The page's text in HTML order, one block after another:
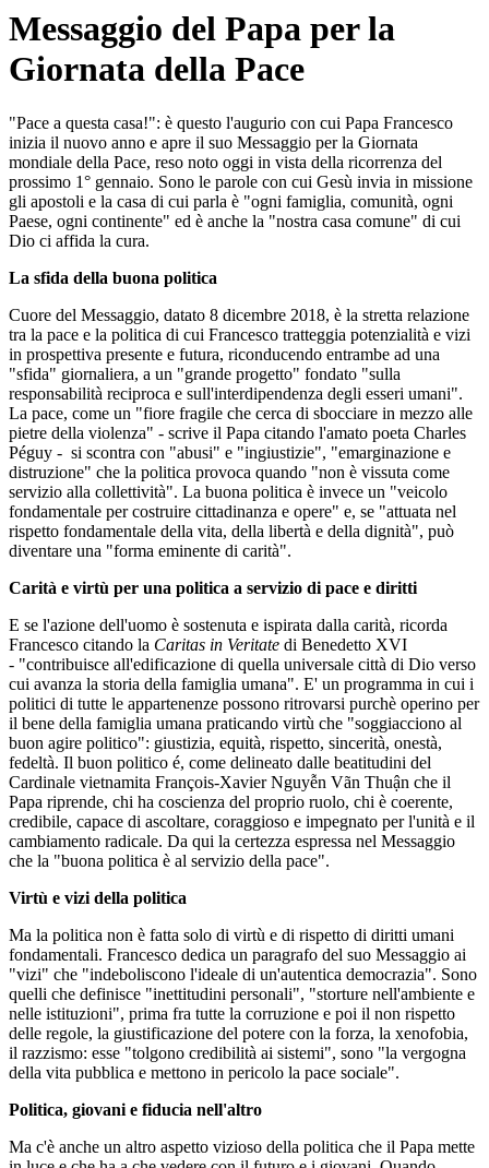
Messaggio del Papa per la
Giornata della Pace
"Pace a questa casa!": è questo l'augurio con cui Papa Francesco
inizia il nuovo anno e apre il suo Messaggio per la Giornata
mondiale della Pace, reso noto oggi in vista della ricorrenza del
prossimo 1° gennaio. Sono le parole con cui Gesù invia in missione
gli apostoli e la casa di cui parla è "ogni famiglia, comunità, ogni
Paese, ogni continente" ed è anche la "nostra casa comune" di cui
Dio ci affida la cura.
La sfida della buona politica
Cuore del Messaggio, datato 8 dicembre 2018, è la stretta relazione
tra la pace e la politica di cui Francesco tratteggia potenzialità e vizi
in prospettiva presente e futura, riconducendo entrambe ad una
"sfida" giornaliera, a un "grande progetto" fondato "sulla
responsabilità reciproca e sull'interdipendenza degli esseri umani".
La pace, come un "fiore fragile che cerca di sbocciare in mezzo alle
pietre della violenza" - scrive il Papa citando l'amato poeta Charles
Péguy - si scontra con "abusi" e "ingiustizie", "emarginazione e
distruzione" che la politica provoca quando "non è vissuta come
servizio alla collettività". La buona politica è invece un "veicolo
fondamentale per costruire cittadinanza e opere" e, se "attuata nel
rispetto fondamentale della vita, della libertà e della dignità", può
diventare una "forma eminente di carità".
Carità e virtù per una politica a servizio di pace e diritti
E se l'azione dell'uomo è sostenuta e ispirata dalla carità, ricorda
Francesco citando la Caritas in Veritate di Benedetto XVI
- "contribuisce all'edificazione di quella universale città di Dio verso
cui avanza la storia della famiglia umana". E' un programma in cui i
politici di tutte le appartenenze possono ritrovarsi purchè operino per
il bene della famiglia umana praticando virtù che "soggiacciono al
buon agire politico": giustizia, equità, rispetto, sincerità, onestà,
fedeltà. Il buon politico é, come delineato dalle beatitudini del
Cardinale vietnamita François-Xavier Nguyễn Vãn Thuận che il
Papa riprende, chi ha coscienza del proprio ruolo, chi è coerente,
credibile, capace di ascoltare, coraggioso e impegnato per l'unità e il
cambiamento radicale. Da qui la certezza espressa nel Messaggio
che la "buona politica è al servizio della pace".
Virtù e vizi della politica
Ma la politica non è fatta solo di virtù e di rispetto di diritti umani
fondamentali. Francesco dedica un paragrafo del suo Messaggio ai
"vizi" che "indeboliscono l'ideale di un'autentica democrazia". Sono
quelli che definisce "inettitudini personali", "storture nell'ambiente e
nelle istituzioni", prima fra tutte la corruzione e poi il non rispetto
delle regole, la giustificazione del potere con la forza, la xenofobia,
il razzismo: esse "tolgono credibilità ai sistemi", sono "la vergogna
della vita pubblica e mettono in pericolo la pace sociale".
Politica, giovani e fiducia nell'altro
Ma c'è anche un altro aspetto vizioso della politica che il Papa mette